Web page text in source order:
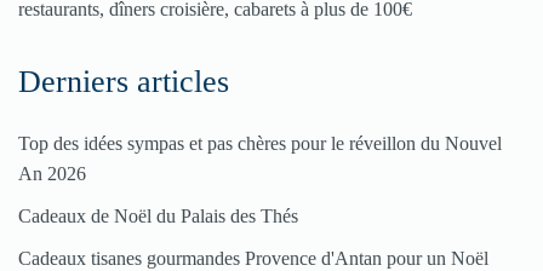
restaurants, dîners croisière, cabarets à plus de 100€
Derniers articles
Top des idées sympas et pas chères pour le réveillon du Nouvel
An 2026
Cadeaux de Noël du Palais des Thés
Cadeaux tisanes gourmandes Provence d'Antan pour un Noël